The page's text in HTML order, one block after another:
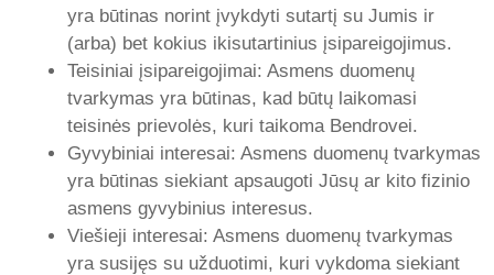
yra būtinas norint įvykdyti sutartį su Jumis ir
(arba) bet kokius ikisutartinius įsipareigojimus.
Teisiniai įsipareigojimai: Asmens duomenų
tvarkymas yra būtinas, kad būtų laikomasi
teisinės prievolės, kuri taikoma Bendrovei.
Gyvybiniai interesai: Asmens duomenų tvarkymas
yra būtinas siekiant apsaugoti Jūsų ar kito fizinio
asmens gyvybinius interesus.
Viešieji interesai: Asmens duomenų tvarkymas
yra susijęs su užduotimi, kuri vykdoma siekiant